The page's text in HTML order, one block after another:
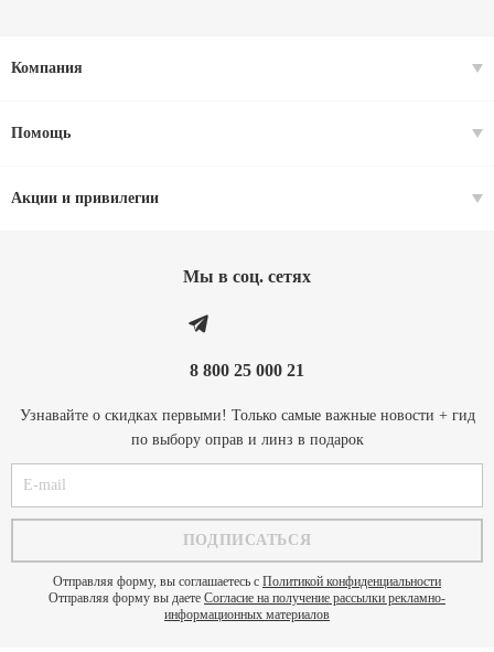
Компания
Помощь
Акции и привилегии
Мы в соц. cетях
8 800 25 000 21
Узнавайте о скидках первыми! Только самые важные новости + гид
по выбору оправ и линз в подарок
Отправляя форму, вы соглашаетесь с Политикой конфиденциальности
Отправляя форму вы даете Согласие на получение рассылки рекламно-
информационных материалов